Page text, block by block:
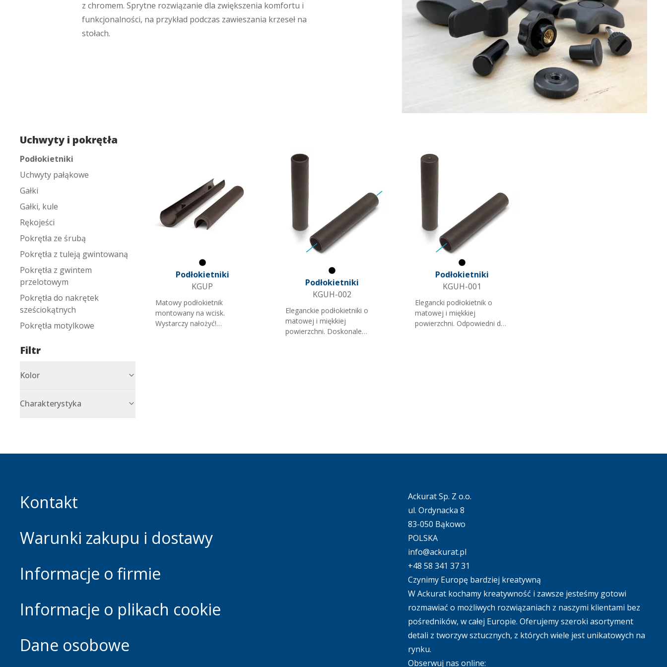
z chromem. Sprytne rozwiązanie dla zwiększenia komfortu i
funkcjonalności, na przykład podczas zawieszania krzeseł na
stołach.
Uchwyty i pokrętła
Podłokietniki
Uchwyty pałąkowe
Gałki
Gałki, kule
Rękojeści
Pokrętła ze śrubą
Pokrętła z tuleją gwintowaną
Pokrętła z gwintem
przelotowym
Pokrętła do nakrętek
sześciokątnych
Pokrętła motylkowe
Filtr
Kolor
Charakterystyka
Czarny
Podłokietniki
KGUP
Matowy podłokietnik
montowany na wcisk.
Wystarczy nałożyć!
Czarny
Podłokietniki
KGUH-002
Eleganckie podłokietniki o
matowej i miękkiej
powierzchni. Doskonale
Czarny
Podłokietniki
KGUH-001
Elegancki podłokietnik o
matowej i miękkiej
powierzchni. Odpowiedni do
Kontakt
Warunki zakupu i dostawy
Informacje o firmie
Informacje o plikach cookie
Dane osobowe
Ackurat Sp. Z o.o.
ul. Ordynacka 8
83-050 Bąkowo
POLSKA
info@ackurat.pl
+48 58 341 37 31
Czynimy Europę bardziej kreatywną
W Ackurat kochamy kreatywność i zawsze jesteśmy gotowi
rozmawiać o możliwych rozwiązaniach z naszymi klientami bez
pośredników, w całej Europie. Oferujemy szeroki asortyment
detali z tworzyw sztucznych, z których wiele jest unikatowych na
rynku.
Obserwuj nas online: